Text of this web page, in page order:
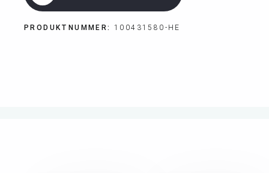
PRODUKTNUMMER: 100431580-HE